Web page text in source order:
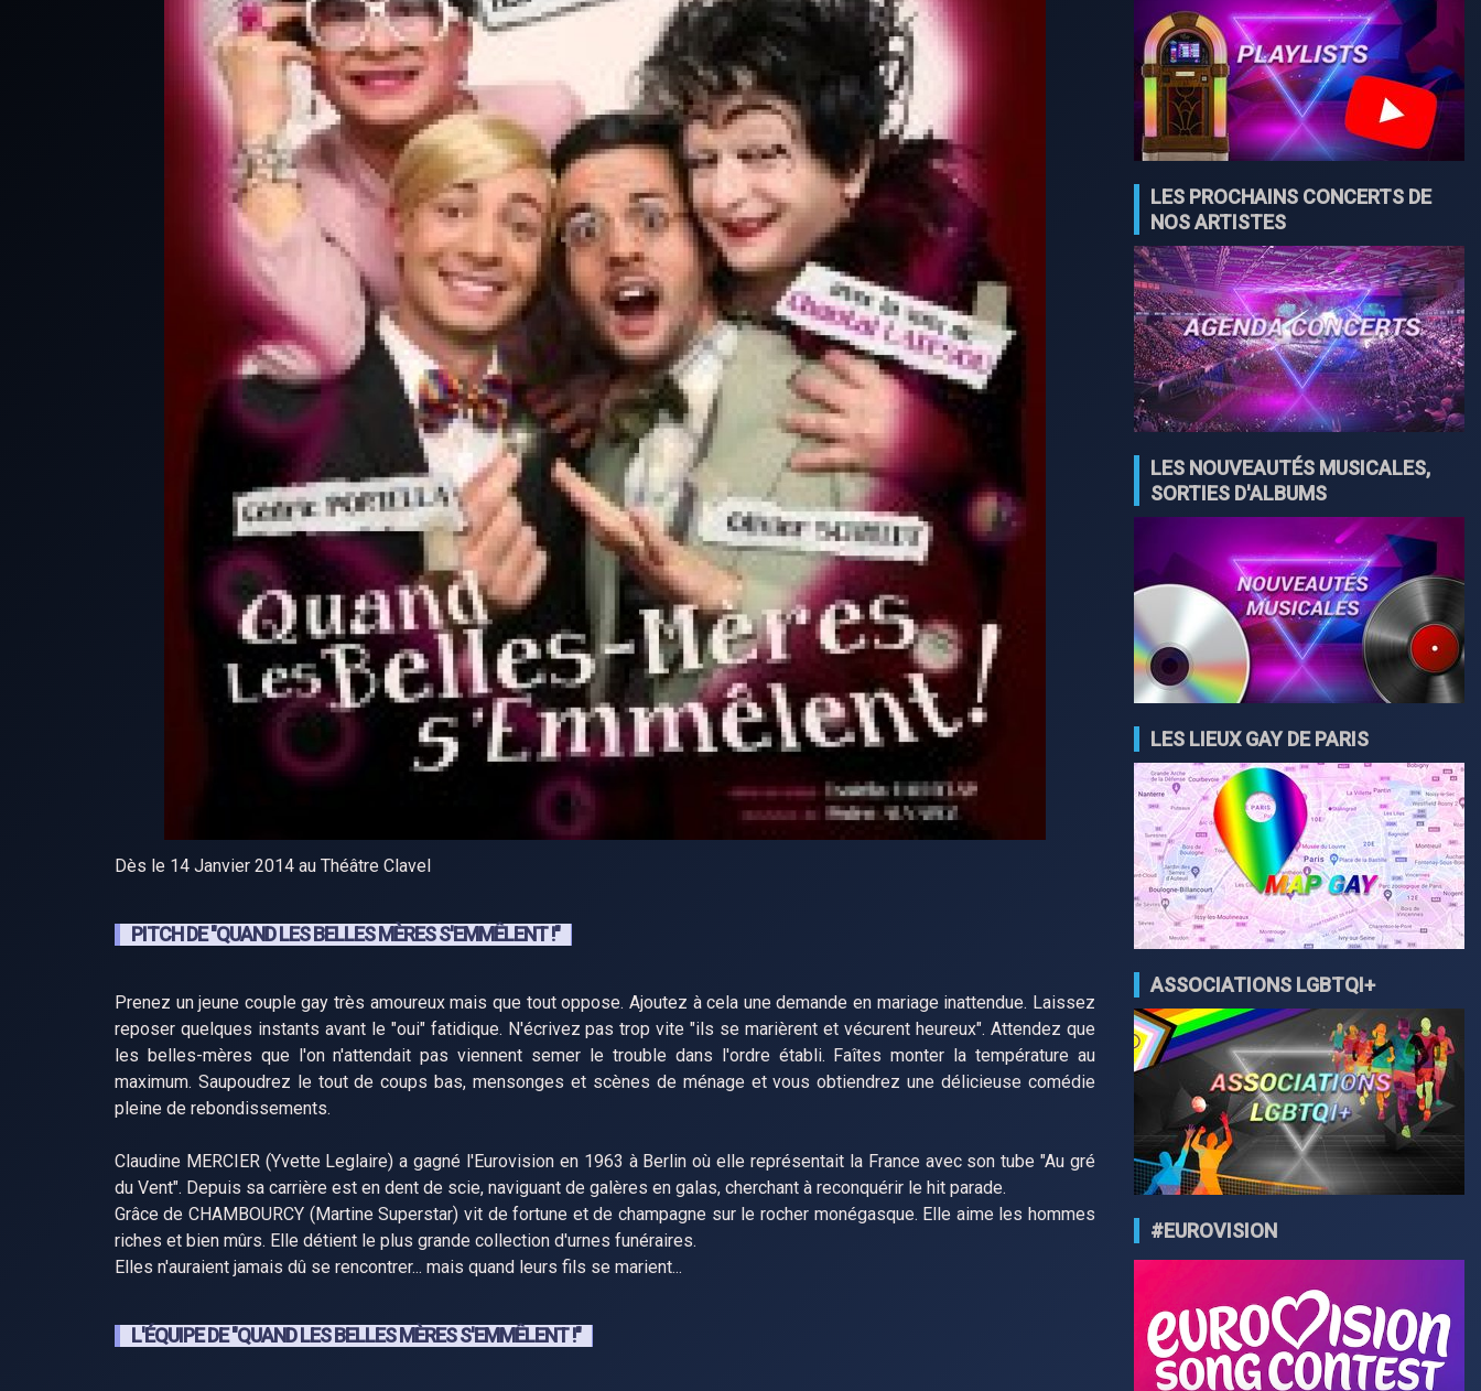
Dès le 14 Janvier 2014 au Théâtre Clavel
PITCH DE "QUAND LES BELLES MÈRES S'EMMÊLENT !"
Prenez un jeune couple gay très amoureux mais que tout oppose. Ajoutez à cela une demande en mariage inattendue. Laissez
reposer quelques instants avant le "oui" fatidique. N'écrivez pas trop vite "ils se marièrent et vécurent heureux". Attendez que
les belles-mères que l'on n'attendait pas viennent semer le trouble dans l'ordre établi. Faîtes monter la température au
maximum. Saupoudrez le tout de coups bas, mensonges et scènes de ménage et vous obtiendrez une délicieuse comédie
pleine de rebondissements.
Claudine MERCIER (Yvette Leglaire) a gagné l'Eurovision en 1963 à Berlin où elle représentait la France avec son tube "Au gré
du Vent". Depuis sa carrière est en dent de scie, naviguant de galères en galas, cherchant à reconquérir le hit parade.
Grâce de CHAMBOURCY (Martine Superstar) vit de fortune et de champagne sur le rocher monégasque. Elle aime les hommes
riches et bien mûrs. Elle détient le plus grande collection d'urnes funéraires.
Elles n'auraient jamais dû se rencontrer... mais quand leurs fils se marient...
L'ÉQUIPE DE "QUAND LES BELLES MÈRES S'EMMÊLENT !"
LES PROCHAINS CONCERTS DE
NOS ARTISTES
LES NOUVEAUTÉS MUSICALES,
SORTIES D'ALBUMS
LES LIEUX GAY DE PARIS
ASSOCIATIONS LGBTQI+
#EUROVISION